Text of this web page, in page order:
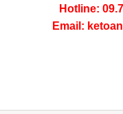
Hotline:
Email: